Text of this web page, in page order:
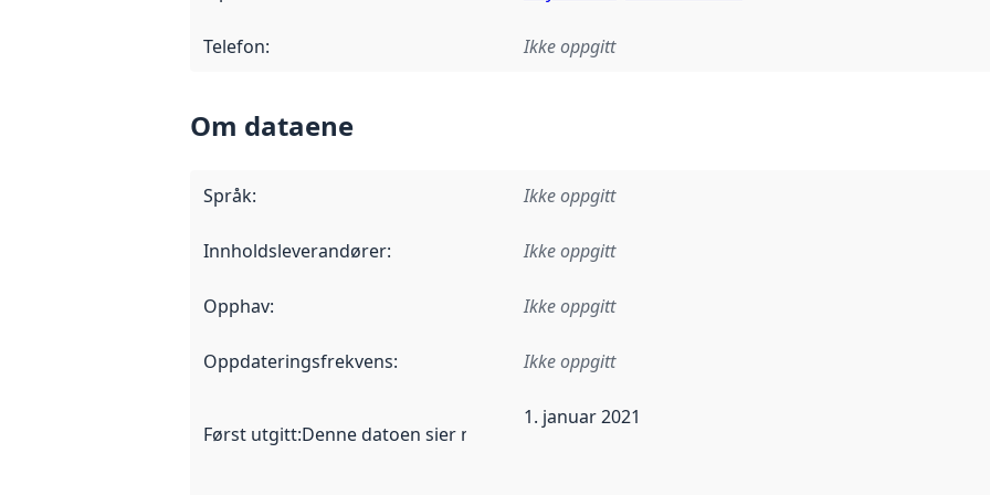
Telefon: Ikke oppgitt
Om dataene
Språk: Ikke oppgitt
Innholdsleverandører: Ikke oppgitt
Opphav: Ikke oppgitt
Oppdateringsfrekvens: Ikke oppgitt
Først utgitt:Denne datoen sier når dataene i dette datasettet første gang ble utgitt. Det kan
1. januar 2021